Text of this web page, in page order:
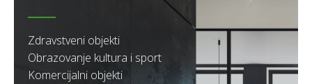
Zdravstveni objekti
Obrazovanje kultura i sport
Komercijalni objekti